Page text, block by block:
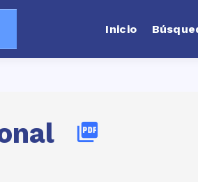
Inicio
picture_as_pdf